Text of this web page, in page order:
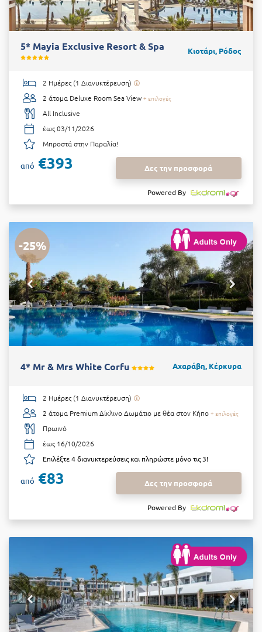
5* Mayia Exclusive Resort & Spa Κιοτάρι, Ρόδος
2 Ημέρες (1 Διανυκτέρευση)
2 άτομα Deluxe Room Sea View + επιλογές
All Inclusive
έως 03/11/2026
Μπροστά στην Παραλία!
από €393 Δες την προσφορά
Powered By
-25%
4* Mr & Mrs White Corfu Αχαράβη, Κέρκυρα
2 Ημέρες (1 Διανυκτέρευση)
2 άτομα Premium Δίκλινο Δωμάτιο με θέα στον Κήπο + επιλογές
Πρωινό
έως 16/10/2026
Επιλέξτε 4 διανυκτερεύσεις και πληρώστε μόνο τις 3!
από €83 Δες την προσφορά
Powered By